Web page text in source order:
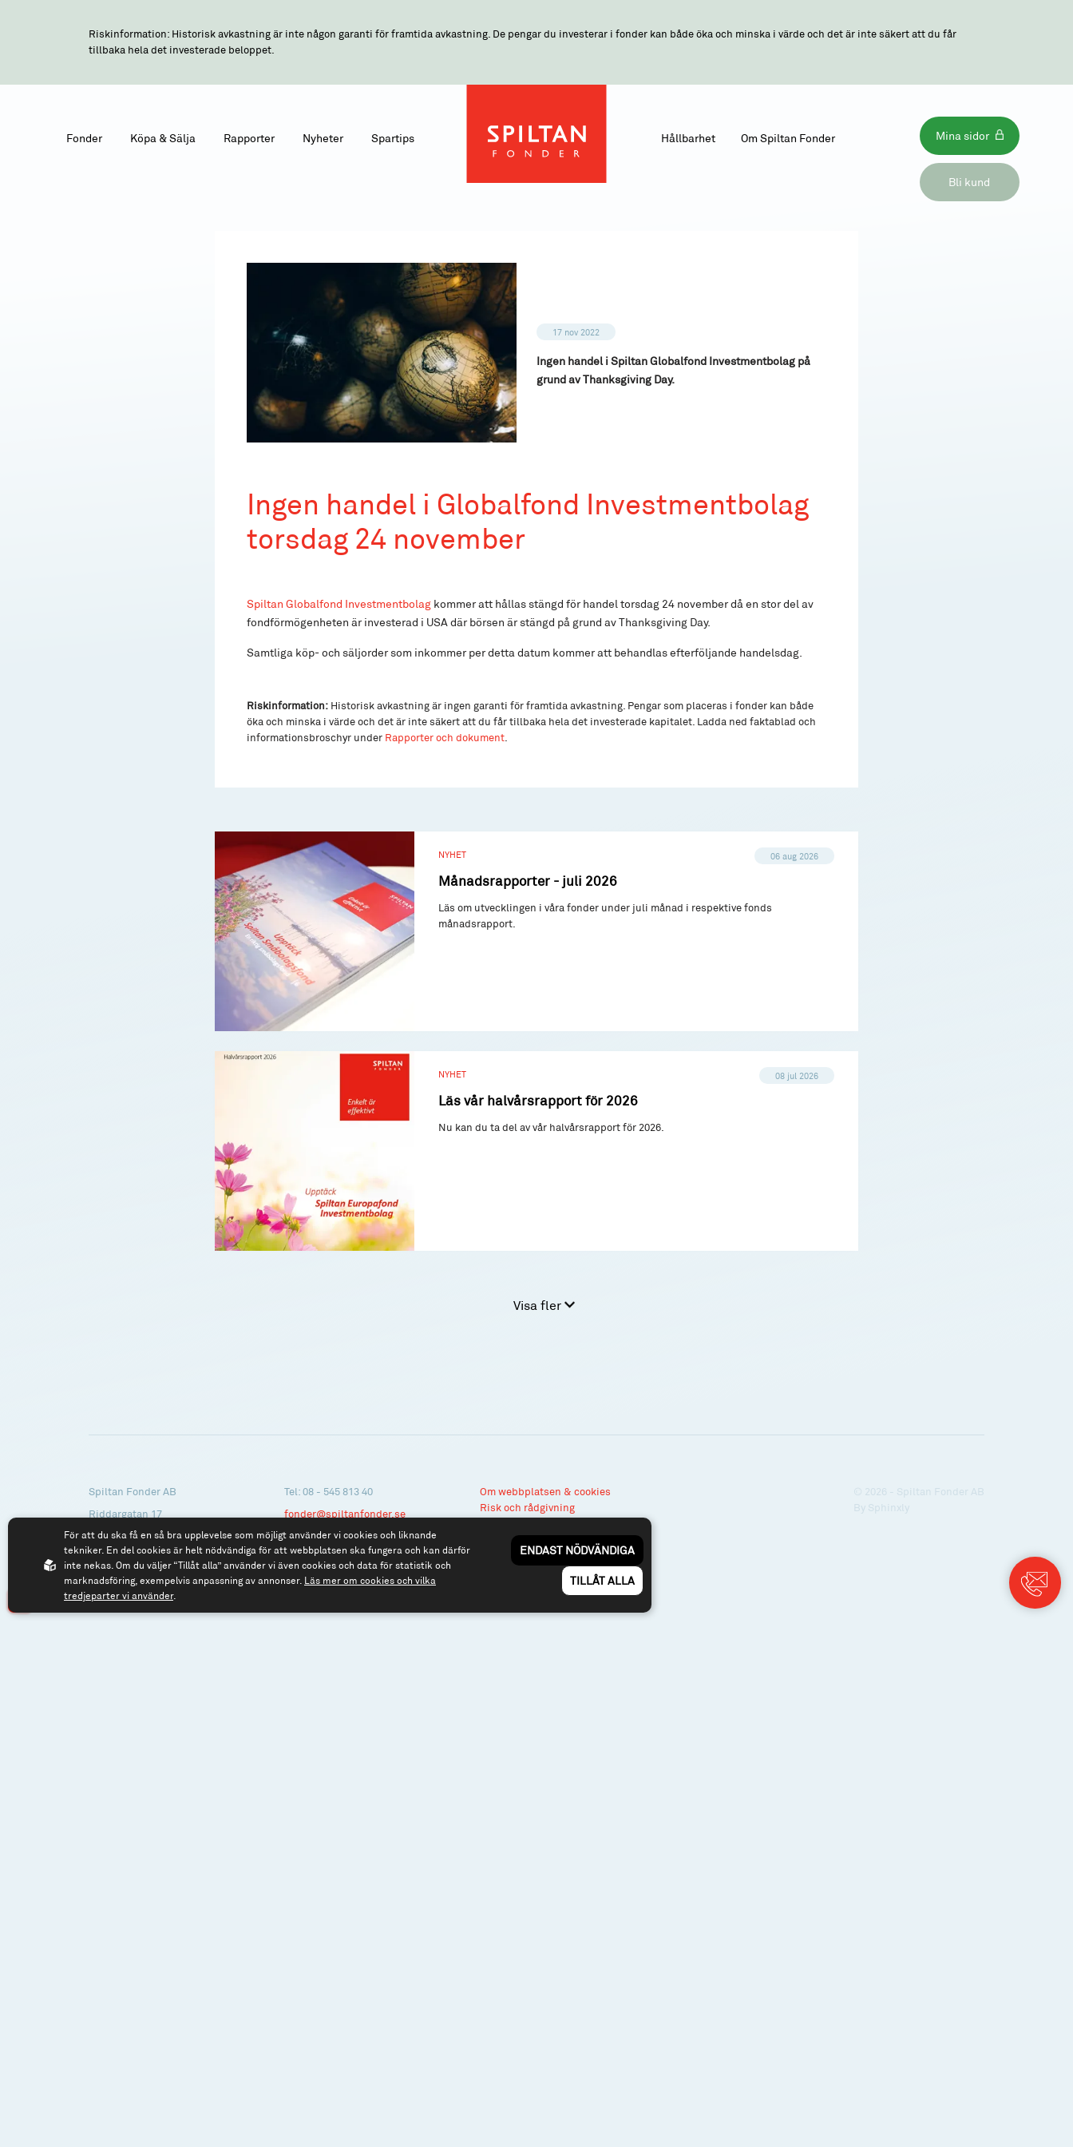
Riskinformation: Historisk avkastning är inte någon garanti för framtida avkastning. De pengar du investerar i fonder kan både öka och minska i värde och det är inte säkert att du får
tillbaka hela det investerade beloppet.
Bli kund
Mina sidor
Fonder Köpa & Sälja Rapporter Nyheter Spartips Om Spiltan Fonder
Hållbarhet
17 nov 2022
Ingen handel i Spiltan Globalfond Investmentbolag på
grund av Thanksgiving Day.
Ingen handel i Globalfond Investmentbolag
torsdag 24 november
Spiltan Globalfond Investmentbolagkommer att hållas stängd för handel torsdag 24 november då en stor del av
fondförmögenheten är investerad i USA där börsen är stängd på grund av Thanksgiving Day.
Samtliga köp- och säljorder som inkommer per detta datum kommer att behandlas efterföljande handelsdag.
Riskinformation:Historisk avkastning är ingen garanti för framtida avkastning. Pengar som placeras i fonder kan både
öka och minska i värde och det är inte säkert att du får tillbaka hela det investerade kapitalet. Ladda ned faktablad och
informationsbroschyr under Rapporter och dokument.
NYHET 06 aug 2026
Månadsrapporter - juli 2026
Läs om utvecklingen i våra fonder under juli månad i respektive fonds
månadsrapport.
NYHET 08 jul 2026
Läs vår halvårsrapport för 2026
Nu kan du ta del av vår halvårsrapport för 2026.
Visa fler
Spiltan Fonder AB
Riddargatan 17
114 57 Stockholm
Tel: 08 - 545 813 40
fonder@spiltanfonder.se
Om webbplatsen & cookies
Risk och rådgivning
© 2026 - Spiltan Fonder AB
By Sphinxly
För att du ska få en så bra upplevelse som möjligt använder vi cookies och liknande
tekniker. En del cookies är helt nödvändiga för att webbplatsen ska fungera och kan därför
inte nekas. Om du väljer “Tillåt alla” använder vi även cookies och data för statistik och
marknadsföring, exempelvis anpassning av annonser. Läs mer om cookies och vilka
tredjeparter vi använder.
ENDAST NÖDVÄNDIGA
TILLÅT ALLA